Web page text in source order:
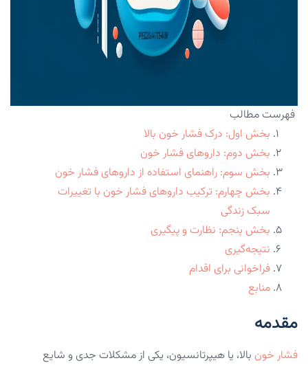
فهرست مطالب
بخش اول: درک فشار خون بالا
بخش دوم: داروهای فشار خون
بخش سوم: راهنمای استفاده از داروهای فشار خون
بخش چهارم: ترکیب داروهای فشار خون با تغییرات
سبک زندگی
بخش پنجم: نظارت و پیگیری
نتیجه‌گیری
فراخوانی برای اقدام
منابع
مقدمه
فشار خون بالا، یا هیپرتانسیون، یکی از مشکلات جدی و شایع